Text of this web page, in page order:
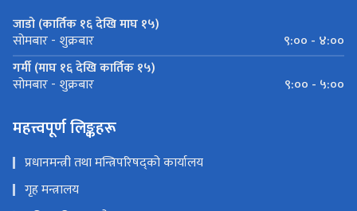
सोमबार - शुक्रबार
गर्मी (माघ १६ देखि कार्तिक १५)
सोमबार - शुक्रबार
महत्त्वपूर्ण लिङ्कहरू
राष्ट्रिय महिला आयोग